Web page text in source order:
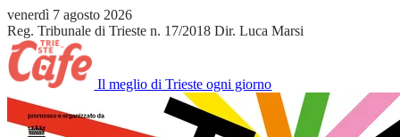
venerdì 7 agosto 2026
Reg. Tribunale di Trieste n. 17/2018 Dir. Luca Marsi
Il meglio di Trieste ogni giorno